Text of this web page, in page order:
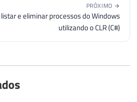
PRÓXIMO →
e eliminar processos do Windows
utilizando o CLR (C#)